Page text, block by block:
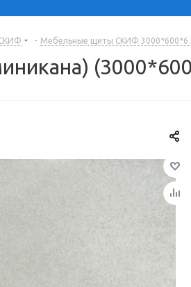
- Мебельные щиты СКИФ 3000*600*6